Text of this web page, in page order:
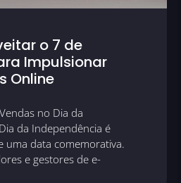
o 7 de
Impulsionar
Online
no Dia da
da Independência é
uma data comemorativa.
e gestores de e-